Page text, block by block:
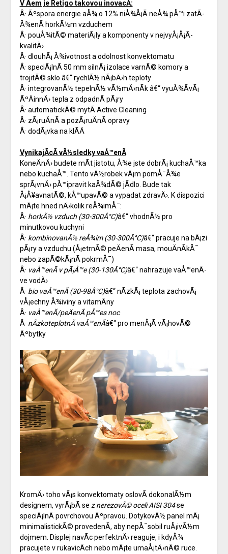
V Äem je Retigo takovou inovacÃ­:
Â· Ãºspora energie aÅ¾ o 12% niÅ¾Å¡Ã­ neÅ¾ pÅ™i zatÃ­
Å¾enÃ­ horkÃ½m vzduchem
Â· pouÅ¾itÃ© materiÃ¡ly a komponenty v nejvyÅ¡Å¡Ã­
kvalitÄ›
Â· dlouhÃ¡ Å¾ivotnost a odolnost konvektomatu
Â· speciÃ¡lnÃ­ 50 mm silnÃ¡ izolace varnÃ© komory a
trojitÃ© sklo â€“ rychlÃ½ nÃ¡bÄ›h teploty
Â· integrovanÃ½ tepelnÃ½ vÃ½mÄ›nÃ­k â€“ vyuÅ¾Ã­vÃ¡
ÃºÄinnÄ› tepla z odpadnÃ­ pÃ¡ry
Â· automatickÃ© mytÃ­ Active Cleaning
Â· zÃ¡ruÄnÃ­ a pozÃ¡ruÄnÃ­ opravy
Â· dodÃ¡vka na klÃ­Ä
VynikajÃ­cÃ­ vÃ½sledky vaÅ™enÃ­
KoneÄnÄ› budete mÃ­t jistotu, Å¾e jste dobrÃ¡ kuchaÅ™ka
nebo kuchaÅ™. Tento vÃ½robek vÃ¡m pomÅ¯Å¾e
sprÃ¡vnÄ› pÅ™ipravit kaÅ¾dÃ© jÃ­dlo. Bude tak
Å¡Å¥avnatÃ©, kÅ™upavÃ© a vypadat zdravÄ›. K dispozici
mÃ¡te hned nÄ›kolik reÅ¾imÅ¯:
Â· horkÃ½ vzduch (30-300Â°C)â€“ vhodnÃ½ pro
minutkovou kuchyni
Â· kombinovanÃ½ reÅ¾im(30-300Â°C)â€“ pracuje na bÃ¡zi
pÃ¡ry a vzduchu (Å¡etrnÃ© peÄenÃ­ masa, mouÄnÃ­kÅ¯
nebo zapÃ©kÃ¡nÃ­ pokrmÅ¯)
Â· vaÅ™enÃ­ v pÃ¡Å™e (30-130Â°C)â€“ nahrazuje vaÅ™enÃ­
ve vodÄ›
Â· bio vaÅ™enÃ­ (30-98Â°C)â€“ nÃ­zkÃ¡ teplota zachovÃ¡
vÅ¡echny Å¾iviny a vitamÃ­ny
Â· vaÅ™enÃ­/peÄenÃ­ pÅ™es noc
Â· nÃ­zkoteplotnÃ­ vaÅ™enÃ­â€“ pro menÅ¡Ã­ vÃ¡hovÃ©
Ãºbytky
KromÄ› toho vÃ¡s konvektomaty oslovÃ­ dokonalÃ½m
designem, vyrÃ¡bÃ­ se z nerezovÃ© oceli AISI 304se
speciÃ¡lnÃ­ povrchovou Ãºpravou. DotykovÃ½ panel mÃ¡
minimalistickÃ© provedenÃ­, aby nepÅ¯sobil ruÅ¡ivÃ½m
dojmem. Displej navÃ­c perfektnÄ› reaguje, i kdyÅ¾
pracujete v rukavicÃ­ch nebo mÃ¡te umaÅ¡tÄ›nÃ© ruce.